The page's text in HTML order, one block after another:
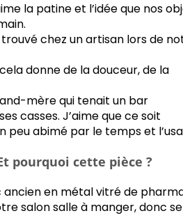
la patine et l’idée que nos
chez un artisan lors de
donne de la douceur, de la
mère qui tenait un bar
casses. J’aime que ce soit
peu abimé par le temps et
pourquoi cette pièce ?
en métal vitré de
salon salle à manger, donc se